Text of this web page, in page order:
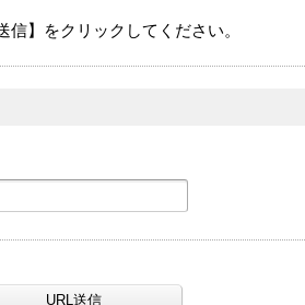
】をクリックしてください。
URL送信